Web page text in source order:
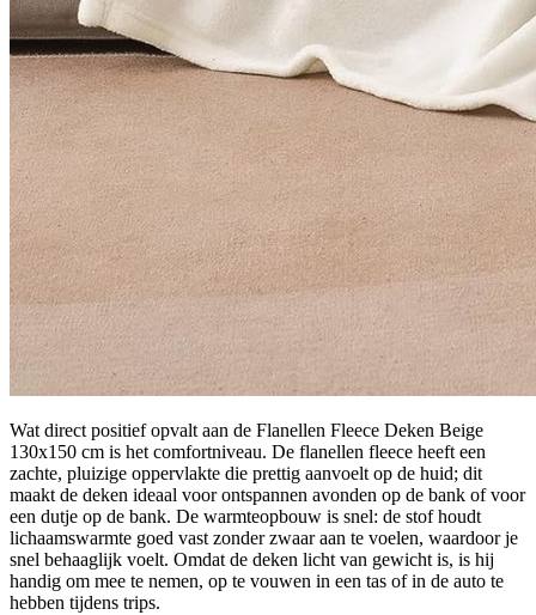
Wat direct positief opvalt aan de Flanellen Fleece Deken Beige
130x150 cm is het comfortniveau. De flanellen fleece heeft een
zachte, pluizige oppervlakte die prettig aanvoelt op de huid; dit
maakt de deken ideaal voor ontspannen avonden op de bank of voor
een dutje op de bank. De warmteopbouw is snel: de stof houdt
lichaamswarmte goed vast zonder zwaar aan te voelen, waardoor je
snel behaaglijk voelt. Omdat de deken licht van gewicht is, is hij
handig om mee te nemen, op te vouwen in een tas of in de auto te
hebben tijdens trips.